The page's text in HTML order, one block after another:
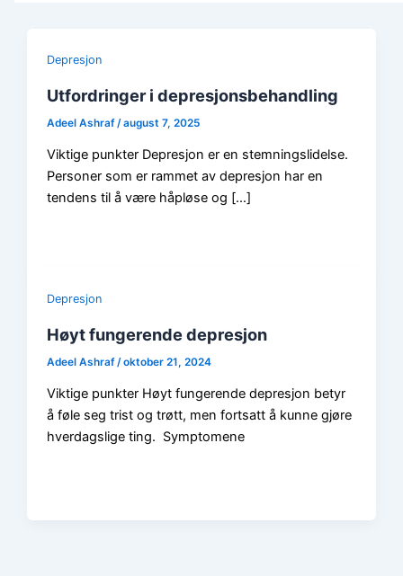
Depresjon
Utfordringer i depresjonsbehandling
Adeel Ashraf /august 7, 2025
Viktige punkter Depresjon er en stemningslidelse.
Personer som er rammet av depresjon har en
tendens til å være håpløse og […]
Depresjon
Høyt fungerende depresjon
Adeel Ashraf/oktober 21, 2024
Viktige punkter Høyt fungerende depresjon betyr
å føle seg trist og trøtt, men fortsatt å kunne gjøre
hverdagslige ting. Symptomene